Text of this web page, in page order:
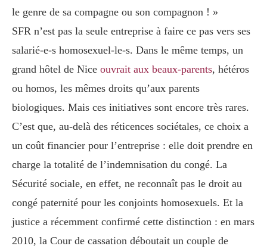
le genre de sa compagne ou son compagnon ! »
SFR n’est pas la seule entreprise à faire ce pas vers ses
salarié-e-s homosexuel-le-s. Dans le même temps, un
grand hôtel de Nice ouvrait aux beaux-parents, hétéros
ou homos, les mêmes droits qu’aux parents
biologiques. Mais ces initiatives sont encore très rares.
C’est que, au-delà des réticences sociétales, ce choix a
un coût financier pour l’entreprise : elle doit prendre en
charge la totalité de l’indemnisation du congé. La
Sécurité sociale, en effet, ne reconnaît pas le droit au
congé paternité pour les conjoints homosexuels. Et la
justice a récemment confirmé cette distinction : en mars
2010, la Cour de cassation déboutait un couple de